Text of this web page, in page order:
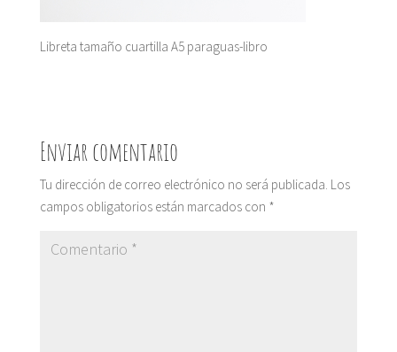
Libreta tamaño cuartilla A5 paraguas-libro
Enviar comentario
Tu dirección de correo electrónico no será publicada. Los
campos obligatorios están marcados con *